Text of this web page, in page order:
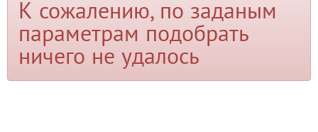
К сожалению, по заданым
параметрам подобрать
ничего не удалось